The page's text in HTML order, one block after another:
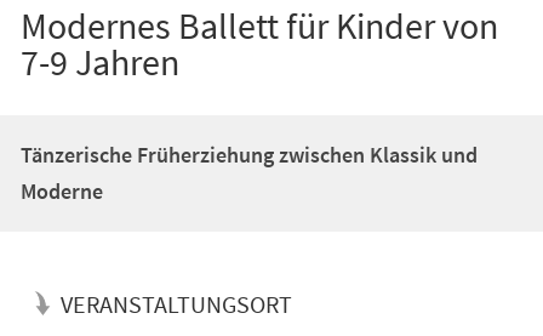
Modernes Ballett für Kinder von
7-9 Jahren
Tänzerische Früherziehung zwischen Klassik und
Moderne
VERANSTALTUNGSORT